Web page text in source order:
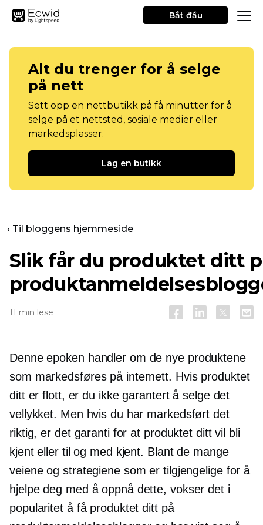
Bắt đầu
Alt du trenger for å selge
på nett
Sett opp en nettbutikk på få minutter for å
selge på et nettsted, sosiale medier eller
markedsplasser.
Lag en butikk
‹ Til bloggens hjemmeside
Slik får du produktet ditt
11 min lese
Denne epoken handler om de nye produktene
som markedsføres på internett. Hvis produktet
ditt er flott, er du ikke garantert å selge det
vellykket. Men hvis du har markedsført det
riktig, er det garanti for at produktet ditt vil bli
kjent eller til og med kjent. Blant de mange
veiene og strategiene som er tilgjengelige for å
hjelpe deg med å oppnå dette, vokser det i
popularitet å få produktet ditt på